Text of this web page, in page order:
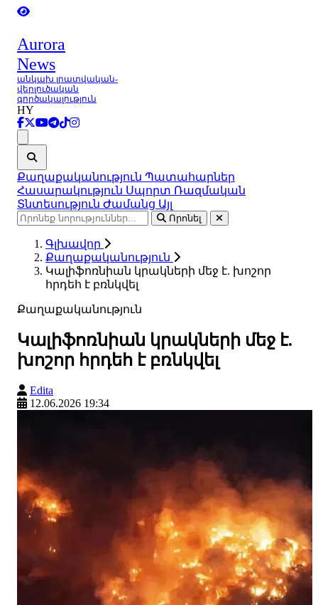
Aurora
News
անկախ լրատվական-
վերլուծական
գործակալություն
HY
Քաղաքականություն Պատահարներ
Հասարակություն Սպորտ Ռազմական
Տնտեսություն Ժամանց Այլ
Որոնել
Գլխավոր
Քաղաքականություն
Կալիֆոռնիան կրակների մեջ է. խոշոր
հրդեհ է բռնկվել
Քաղաքականություն
Կալիֆոռնիան կրակների մեջ է.
խոշոր հրդեհ է բռնկվել
Edita
12.06.2026 19:34